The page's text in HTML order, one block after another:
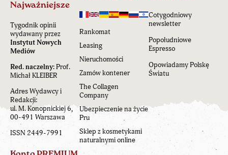
Najważniejsze
Tygodnik opinii
wydawany przez
Instytut Nowych
Mediów
Red. naczelny:Prof.
Michał KLEIBER
Adres Wydawcy i
Redakcji:
ul. M. Konopnickiej 6,
00-491 Warszawa
ISSN 2449-7991
Rankomat
Leasing
Nieruchomości
Zamów kontener
The Collagen
Company
Ubezpieczenie na życie
Pru
Sklep z kosmetykami
naturalnymi online
Cotygodniowy
newsletter
Popołudniowe
Espresso
Opowiadamy Polskę
Światu